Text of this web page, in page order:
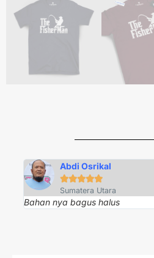
Abdi Osrikal

Sumatera Utara
Bahan nya bagus halus